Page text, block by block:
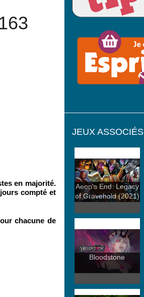
en majorité.
compté et
chacune de
JEUX ASSOCIÉS
Aeon's End: Legacy
of Gravehold (2021)
Bloodstone